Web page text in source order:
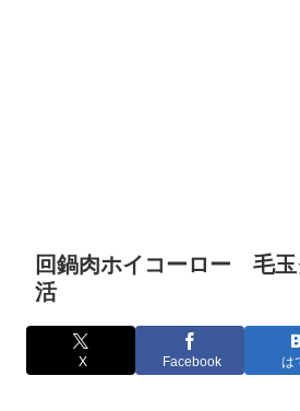
回鍋肉ホイコーロー 毛玉
活
X Facebook は